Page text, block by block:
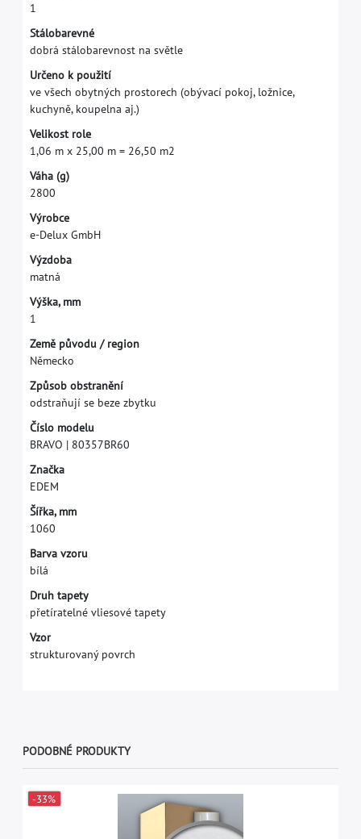
1
Stálobarevné
dobrá stálobarevnost na světle
Určeno k použití
ve všech obytných prostorech (obývací pokoj, ložnice,
kuchyně, koupelna aj.)
Velikost role
1,06 m x 25,00 m = 26,50 m2
Váha (g)
2800
Výrobce
e-Delux GmbH
Výzdoba
matná
Výška, mm
1
Země původu / region
Německo
Způsob obstranění
odstraňují se beze zbytku
Číslo modelu
BRAVO | 80357BR60
Značka
EDEM
Šířka, mm
1060
Barva vzoru
bílá
Druh tapety
přetíratelné vliesové tapety
Vzor
strukturovaný povrch
PODOBNÉ PRODUKTY
-33%